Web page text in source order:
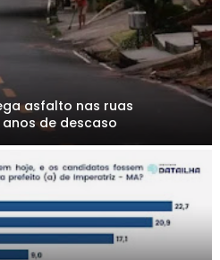
asfalto nas ruas
de descaso